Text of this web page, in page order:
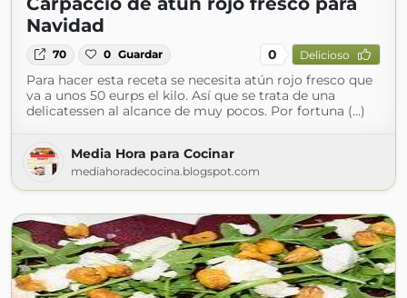
Navidad
70 0 Guardar 0 Delicioso
Para hacer esta receta se necesita atún rojo fresco que
va a unos 50 eurps el kilo. Así que se trata de una
delicatessen al alcance de muy pocos. Por fortuna (...)
Media Hora para Cocinar
mediahoradecocina.blogspot.com